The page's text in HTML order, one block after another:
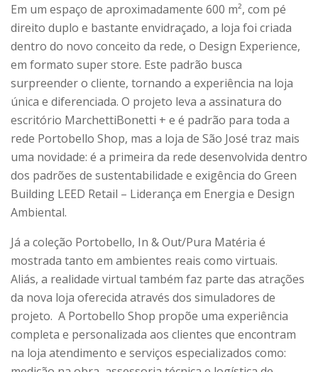
Em um espaço de aproximadamente 600 m², com pé
direito duplo e bastante envidraçado, a loja foi criada
dentro do novo conceito da rede, o Design Experience,
em formato super store. Este padrão busca
surpreender o cliente, tornando a experiência na loja
única e diferenciada. O projeto leva a assinatura do
escritório MarchettiBonetti + e é padrão para toda a
rede Portobello Shop, mas a loja de São José traz mais
uma novidade: é a primeira da rede desenvolvida dentro
dos padrões de sustentabilidade e exigência do Green
Building LEED Retail – Liderança em Energia e Design
Ambiental.
Já a coleção Portobello, In & Out/Pura Matéria é
mostrada tanto em ambientes reais como virtuais.
Aliás, a realidade virtual também faz parte das atrações
da nova loja oferecida através dos simuladores de
projeto. A Portobello Shop propõe uma experiência
completa e personalizada aos clientes que encontram
na loja atendimento e serviços especializados como: